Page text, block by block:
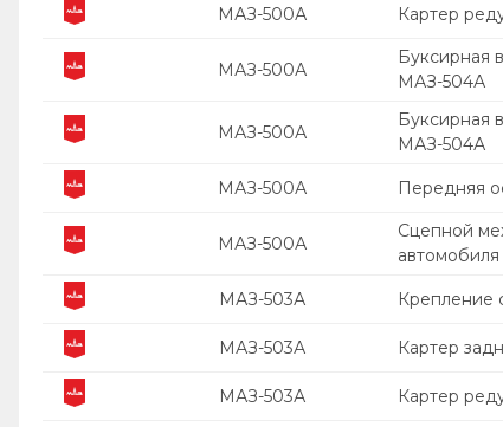
МАЗ-500А Картер
МАЗ-500А
Буксирная
МАЗ-504А
МАЗ-500А
Буксирная
МАЗ-504А
МАЗ-500А Передняя
МАЗ-500А
Сцепной
МАЗ-503А Крепление
МАЗ-503А Картер
МАЗ-503А Картер